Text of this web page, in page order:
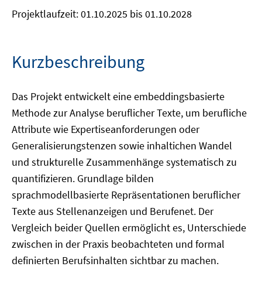
Projektlaufzeit: 01.10.2025 bis 01.10.2028
Kurzbeschreibung
Das Projekt entwickelt eine embeddingsbasierte
Methode zur Analyse beruflicher Texte, um berufliche
Attribute wie Expertiseanforderungen oder
Generalisierungstenzen sowie inhaltichen Wandel
und strukturelle Zusammenhänge systematisch zu
quantifizieren. Grundlage bilden
sprachmodellbasierte Repräsentationen beruflicher
Texte aus Stellenanzeigen und Berufenet. Der
Vergleich beider Quellen ermöglicht es, Unterschiede
zwischen in der Praxis beobachteten und formal
definierten Berufsinhalten sichtbar zu machen.